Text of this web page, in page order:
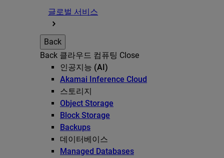
글로벌 서비스
Back
Back 클라우드 컴퓨팅 Close
인공지능 (AI)
Akamai Inference Cloud
스토리지
Object Storage
Block Storage
Backups
데이터베이스
Managed Databases